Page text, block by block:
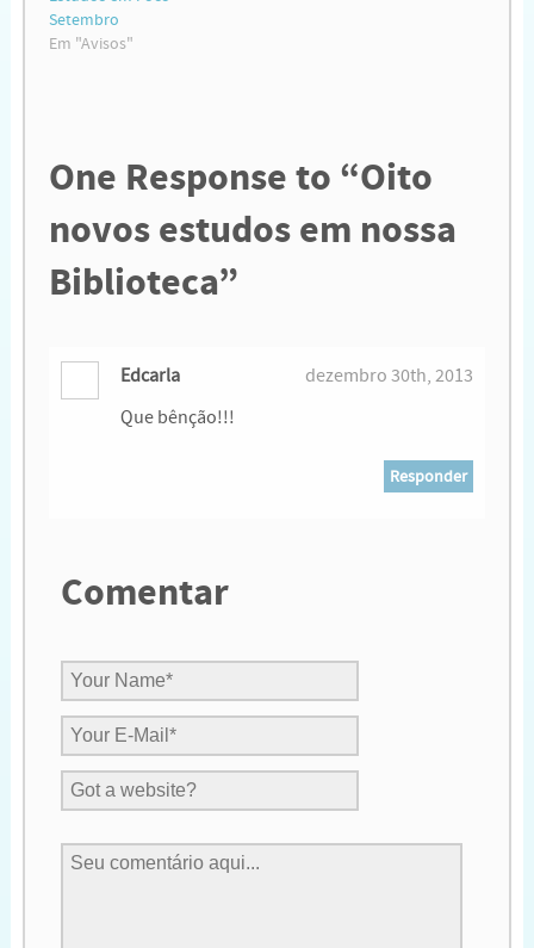
Setembro
Em "Avisos"
One Response to “Oito
novos estudos em nossa
Biblioteca”
Edcarla
dezembro 30th, 2013
Que bênção!!!
Responder
Comentar